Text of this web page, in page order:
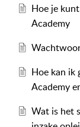
Hoe je
Academy
Hoe kan ik
Academy
Wat is het